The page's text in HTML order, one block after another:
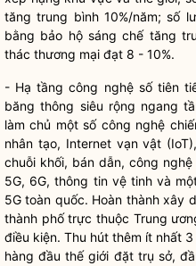
tăng trung bình 10%/năm; số
bằng bảo hộ sáng chế tăng
thác thương mại đạt 8 - 10%.
- Hạ tầng công nghệ số tiên
băng thông siêu rộng ngang
làm chủ một số công nghệ
nhân tạo, Internet vạn vật
chuỗi khối, bán dẫn, công
5G, 6G, thông tin vệ tinh và
5G toàn quốc. Hoàn thành xây
thành phố trực thuộc Trung
điều kiện. Thu hút thêm ít nhất
hàng đầu thế giới đặt trụ sở,